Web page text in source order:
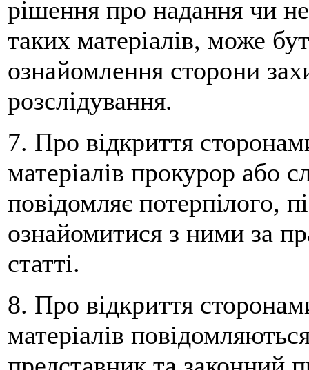
рішення про надання чи
таких матеріалів, може
ознайомлення сторони
розслідування.
7. Про відкриття
матеріалів прокурор або
повідомляє потерпілого,
ознайомитися з ними за
статті.
8. Про відкриття
матеріалів